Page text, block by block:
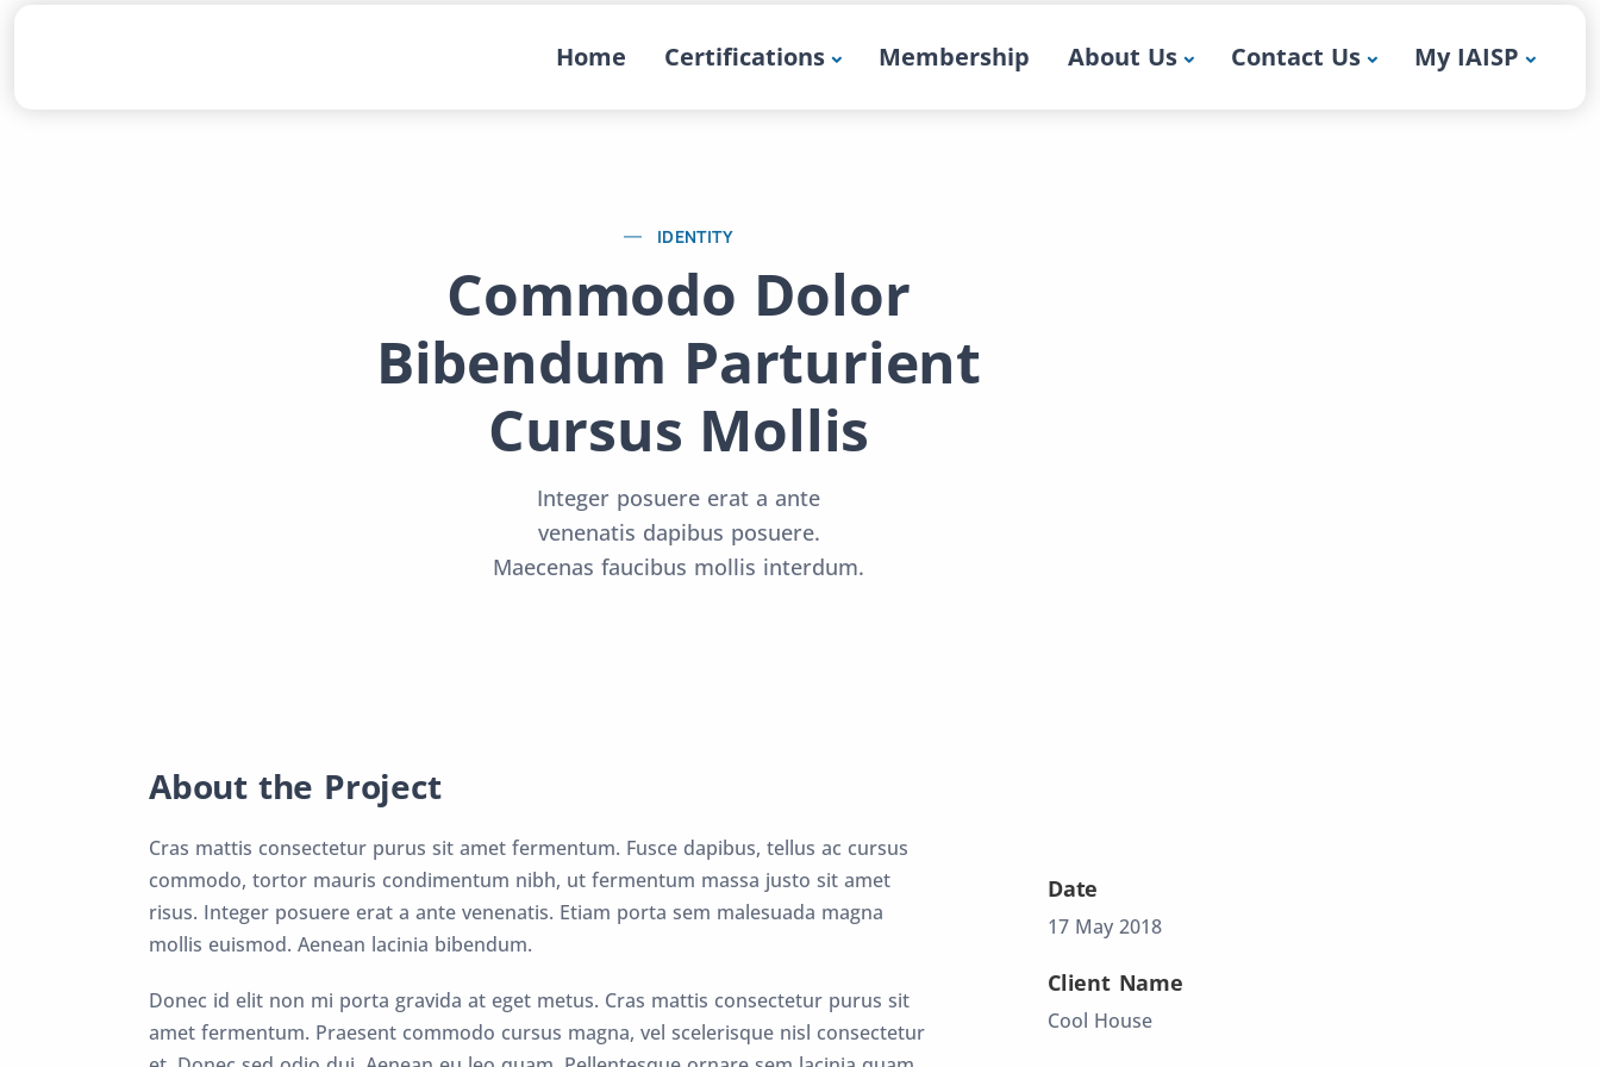
Home Certifications Membership About Us Contact Us My IAISP
IDENTITY
Commodo Dolor
Bibendum Parturient
Cursus Mollis
Integer posuere erat a ante
venenatis dapibus posuere.
Maecenas faucibus mollis interdum.
About the Project
Cras mattis consectetur purus sit amet fermentum. Fusce dapibus, tellus ac cursus
commodo, tortor mauris condimentum nibh, ut fermentum massa justo sit amet
risus. Integer posuere erat a ante venenatis. Etiam porta sem malesuada magna
mollis euismod. Aenean lacinia bibendum.
Donec id elit non mi porta gravida at eget metus. Cras mattis consectetur purus sit
amet fermentum. Praesent commodo cursus magna, vel scelerisque nisl consectetur
Date
17 May 2018
Client Name
Cool House